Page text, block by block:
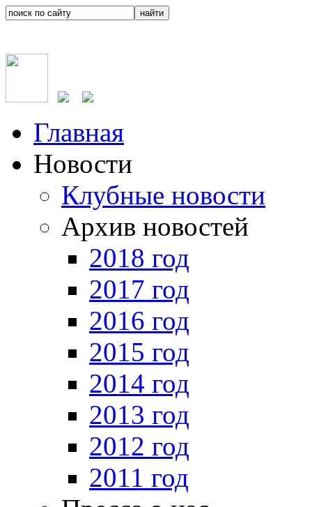
Главная
Новости
Клубные новости
Архив новостей
2018 год
2017 год
2016 год
2015 год
2014 год
2013 год
2012 год
2011 год